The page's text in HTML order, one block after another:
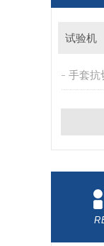
试验机
手套抗